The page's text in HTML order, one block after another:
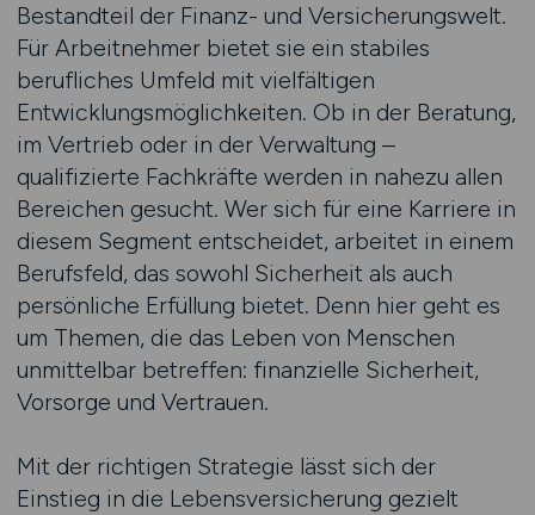
Bestandteil der Finanz- und Versicherungswelt.
Für Arbeitnehmer bietet sie ein stabiles
berufliches Umfeld mit vielfältigen
Entwicklungsmöglichkeiten. Ob in der Beratung,
im Vertrieb oder in der Verwaltung –
qualifizierte Fachkräfte werden in nahezu allen
Bereichen gesucht. Wer sich für eine Karriere in
diesem Segment entscheidet, arbeitet in einem
Berufsfeld, das sowohl Sicherheit als auch
persönliche Erfüllung bietet. Denn hier geht es
um Themen, die das Leben von Menschen
unmittelbar betreffen: finanzielle Sicherheit,
Vorsorge und Vertrauen.
Mit der richtigen Strategie lässt sich der
Einstieg in die Lebensversicherung gezielt